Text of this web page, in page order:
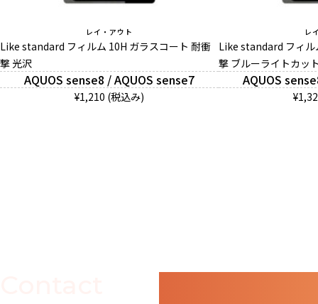
レイ・アウト
Like standard フィルム 10H ガラスコート 耐衝
撃 光沢
AQUOS sense8 / AQUOS sense7
¥1,210 (税込み)
レ
Like standard フィル
撃 ブルーライトカッ
AQUOS